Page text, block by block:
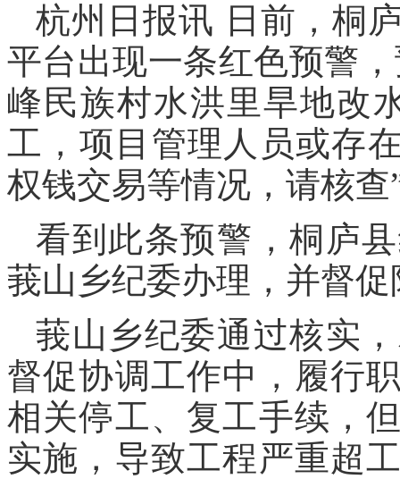
杭州日报讯 日前，桐
平台出现一条红色预警
峰民族村水洪里旱地改
工，项目管理人员或存
权钱交易等情况，请核查
看到此条预警，桐庐
莪山乡纪委办理，并督
莪山乡纪委通过核实
督促协调工作中，履行
相关停工、复工手续，
实施，导致工程严重超